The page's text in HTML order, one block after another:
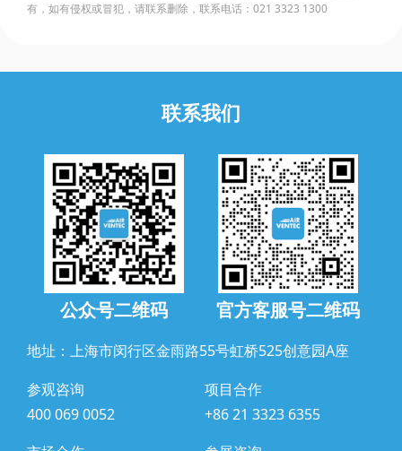
有，如有侵权或冒犯，请联系删除，联系电话：021 3323 1300
联系我们
公众号二维码 官方客服号二维码
地址：上海市闵行区金雨路55号虹桥525创意园A座
参观咨询
400 069 0052
项目合作
+86 21 3323 6355